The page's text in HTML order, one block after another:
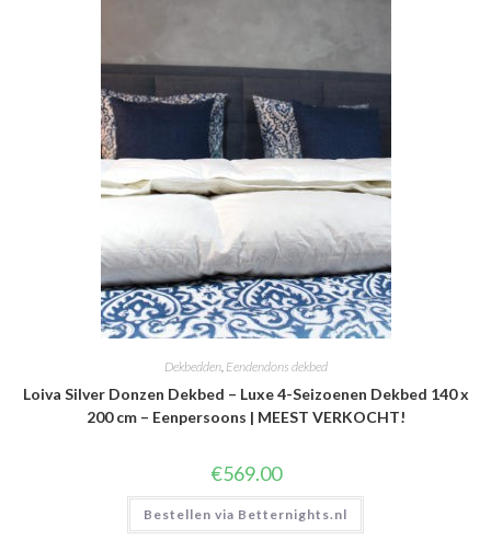
Dekbedden, Eendendons dekbed
Loiva Silver Donzen Dekbed – Luxe 4-Seizoenen Dekbed 140 x
200 cm – Eenpersoons | MEEST VERKOCHT!
€569.00
Bestellen via Betternights.nl